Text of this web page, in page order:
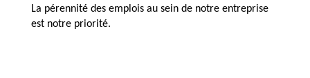
La pérennité des emplois au sein de notre entreprise
est notre priorité.